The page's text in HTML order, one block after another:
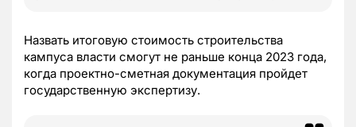
Назвать итоговую стоимость строительства
кампуса власти смогут не раньше конца 2023 года,
когда проектно-сметная документация пройдет
государственную экспертизу.